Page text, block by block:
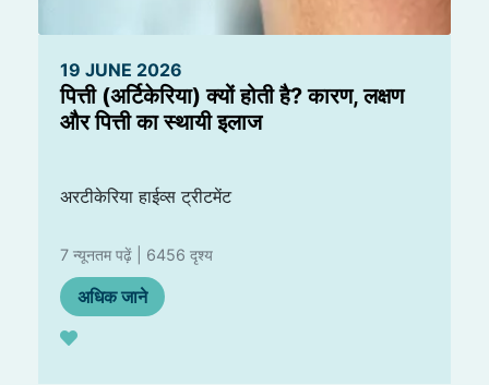
19 JUNE 2026
पित्ती (अर्टिकेरिया) क्यों होती है? कारण, लक्षण
और पित्ती का स्थायी इलाज
अरटीकेरिया हाईव्स ट्रीटमेंट
7 न्यूनतम पढ़ें | 6456 दृश्य
अधिक जाने